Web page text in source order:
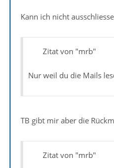
Kann ich nicht
Zitat von "mrb"
Nur weil du die Mails
TB gibt mir aber die
Zitat von "mrb"